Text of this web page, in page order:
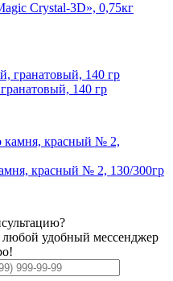
Crystal-3D», 0,75кг
140 гр
красный № 2, 130/300гр
любой удобный мессенджер